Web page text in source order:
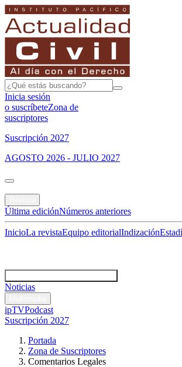
Inicia sesión
o suscríbeteZona de
suscriptores
Suscripción 2027
AGOSTO 2026 - JULIO 2027
Última ediciónNúmeros anteriores
InicioLa revistaEquipo editorialIndización
Noticias
ipTVPodcast
Suscripción 2027
Portada
Zona de Suscriptores
Comentarios Legales